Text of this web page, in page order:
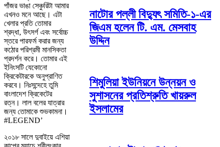
পাঁজর ভাঙা সেঞ্চুরিটা আমার
এখনও মনে আছে। এটা
খেলার প্রতি তোমার
শ্রদ্ধা, উৎসর্গ এবং সর্বোচ্চ
স্তরে পারফর্ম করার জন্য
কঠোর পরিশ্রমী মানসিকতা
প্রদর্শন করে। তোমার এই
ইনিংসটি যেকোনো
ক্রিকেটারকে অনুপ্রাণিত
করবে। নিঃসন্দেহে তুমি
বাংলাদেশ ক্রিকেটের
রত্ন। লাল বলের যাত্রার
জন্য তোমাকে শুভকামনা।
#LEGEND’
২০১৮ সালে দুবাইয়ে এশিয়া
নাটোর পল্লী বিদ্যুৎ সমিতি-১-এর
জিএম হলেন টি. এম. মেসবাহ
উদ্দিন
শিমুলিয়া ইউনিয়নে উন্নয়ন ও
সুশাসনের প্রতিশ্রুতি খায়রুল
ইসলামের